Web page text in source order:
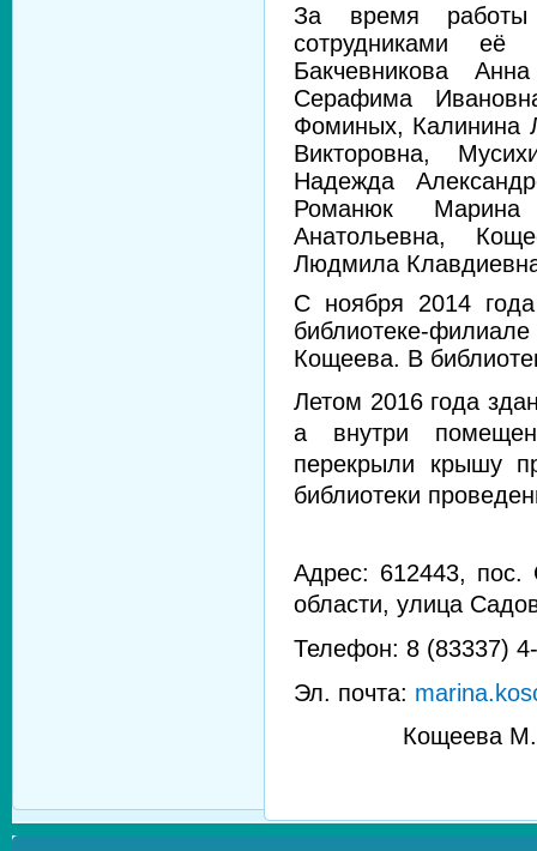
За время работы
сотрудниками
Бакчевникова
Серафима
Фоминых, Калинина
Викторовна,
Надежда
Романюк Марина
Анатольевна,
Людмила
С ноября 2014
библиотеке-
Кощеева. В
Летом 2016 года
а внутри
перекрыли крышу
библиотеки
Адрес: 612443, пос.
области, улица
Телефон: 8 (83337)
Эл. почта:
Кощеева